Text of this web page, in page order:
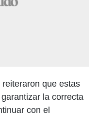
que estas
la correcta
con el